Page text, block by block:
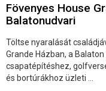
Fövenyes House
Balatonudvari
Töltse nyaralását
Grande Házban, a
csapatépítéshez,
és bortúrákhoz üzleti ...